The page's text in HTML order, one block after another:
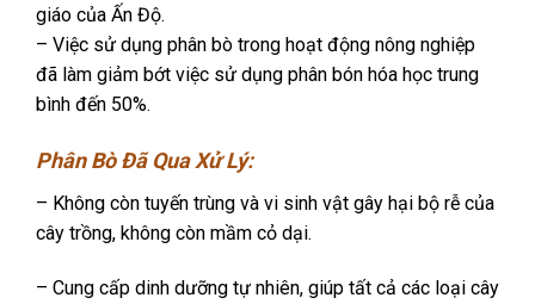
giáo của Ấn Độ.
– Việc sử dụng phân bò trong hoạt động nông nghiệp
đã làm giảm bớt việc sử dụng phân bón hóa học trung
bình đến 50%.
Phân Bò Đã Qua Xử Lý:
– Không còn tuyến trùng và vi sinh vật gây hại bộ rễ của
cây trồng, không còn mầm cỏ dại.
– Cung cấp dinh dưỡng tự nhiên, giúp tất cả các loại cây